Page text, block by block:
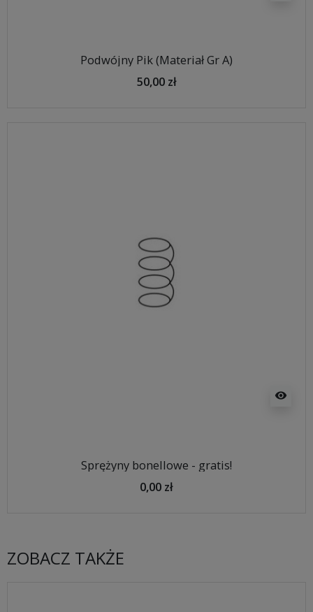
Podwójny Pik (Materiał Gr A)
50,00 zł
visibility
Sprężyny bonellowe - gratis!
0,00 zł
ZOBACZ TAKŻE